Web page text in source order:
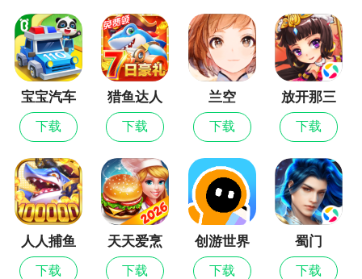
宝宝汽车
城市
下载
猎鱼达人
下载
兰空
下载
放开那三
国
下载
人人捕鱼
下载
天天爱烹
饪
下载
创游世界
下载
蜀门
下载